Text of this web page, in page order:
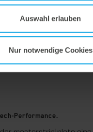
Auswahl erlauben
Nur notwendige Cookies
Performance.